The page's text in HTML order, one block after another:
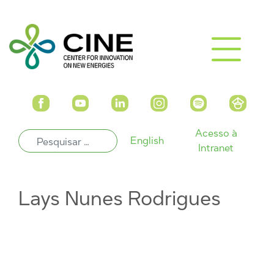
English
Acesso à
Intranet
Lays Nunes Rodrigues